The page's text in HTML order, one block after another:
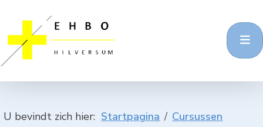
U bevindt zich hier: Startpagina
Cursussen